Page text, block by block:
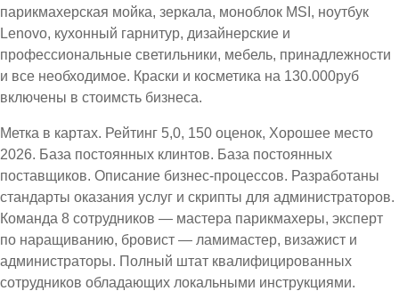
парикмахерская мойка, зеркала, моноблок MSI, ноутбук
Lenovo, кухонный гарнитур, дизайнерские и
профессиональные светильники, мебель, принадлежности
и все необходимое. Краски и косметика на 130.000руб
включены в стоимсть бизнеса.
Метка в картах. Рейтинг 5,0, 150 оценок, Хорошее место
2026. База постоянных клинтов. База постоянных
поставщиков. Описание бизнес-процессов. Разработаны
стандарты оказания услуг и скрипты для администраторов.
Команда 8 сотрудников — мастера парикмахеры, эксперт
по наращиванию, бровист — ламимастер, визажист и
администраторы. Полный штат квалифицированных
сотрудников обладающих локальными инструкциями.